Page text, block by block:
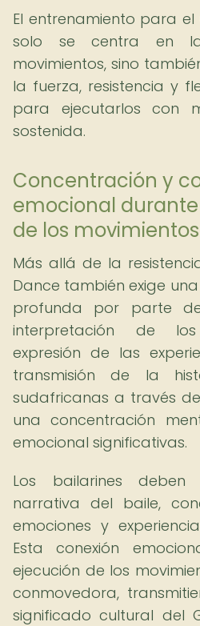
El entrenamiento para
solo se centra en
movimientos, sino
la fuerza, resistencia y
para ejecutarlos con
sostenida.
Concentración y
emocional
de los movimientos
Más allá de la
Dance también exige
profunda por parte
interpretación de
expresión de las
transmisión de la
sudafricanas a través
una concentración
emocional significativas.
Los bailarines
narrativa del baile,
emociones y
Esta conexión
ejecución de los
conmovedora,
significado cultural del